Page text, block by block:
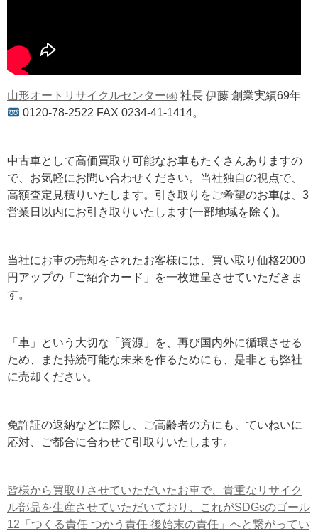
山形オートリサイクルセンター㈱ 社長 伊藤 創業実績69年
0120-78-2522 FAX 0234-41-1414。
中古車として高価買取り可能なお車もたくさんありますの
で、お気軽にお問い合わせください。当社独自の視点で、
高額査定見積りいたします。引き取りをご希望のお車は、3
営業日以内にお引き取りいたします(一部地域を除く)。
当社にお車の売却をされたお客様には、買い取り価格2000
円アップの「ご紹介カード」を一枚進呈させていただきま
す。
「車」という大切な「資源」を、再び国内外に循環させる
ため、また持続可能な未来を作るためにも、是非とも弊社
に売却ください。
免許証の返納などに際し、ご高齢者の方にも、ていねいに
応対、ご都合に合わせて引取りいたします。
皆様から買取りさせていただいたお車で、貴重なリサイク
ル部品を生産させていただいており、これがSDGsのゴール
12「つくる責任 つかう責任 後始末の責任」へと繋がってい